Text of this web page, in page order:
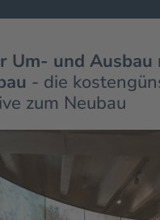
Um- und Ausbau
- die
zum Neubau